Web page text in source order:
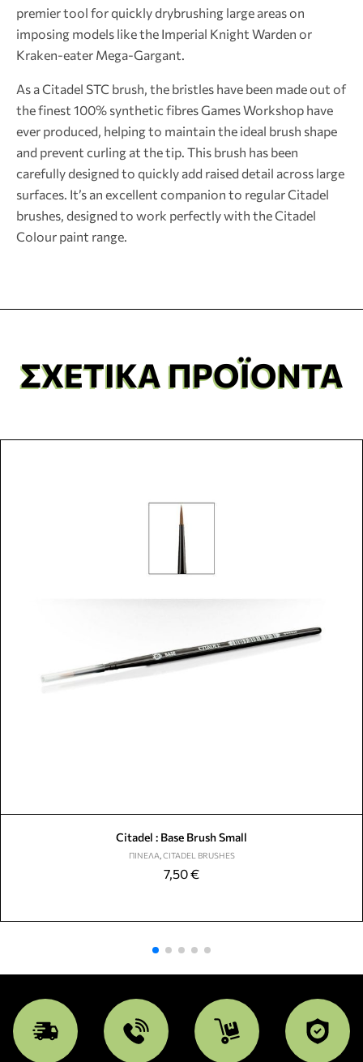
premier tool for quickly drybrushing large areas on
imposing models like the Imperial Knight Warden or
Kraken-eater Mega-Gargant.
As a Citadel STC brush, the bristles have been made out of
the finest 100% synthetic fibres Games Workshop have
ever produced, helping to maintain the ideal brush shape
and prevent curling at the tip. This brush has been
carefully designed to quickly add raised detail across large
surfaces. It’s an excellent companion to regular Citadel
brushes, designed to work perfectly with the Citadel
Colour paint range.
ΣΧΕΤΙΚΆ ΠΡΟΪΌΝΤΑ
Citadel : Base Brush Small
ΠΙΝΈΛΑ CITADEL BRUSHES
7,50€